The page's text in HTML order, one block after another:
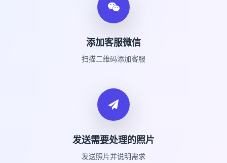
添加客服微信
扫描二维码添加客服
发送需要处理的照片
发送照片并说明需求